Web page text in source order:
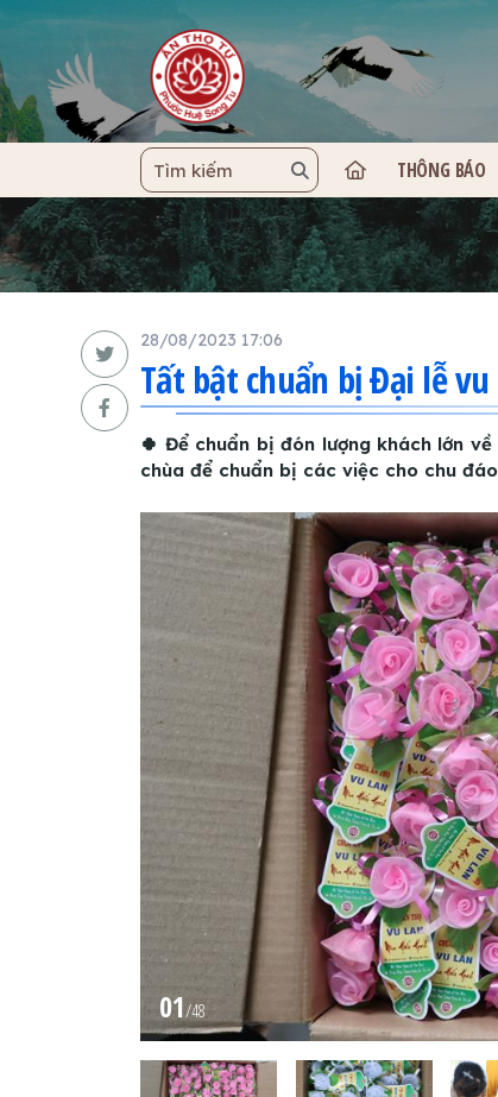
THÔNG BÁO
28/08/2023 17:06
Tất bật chuẩn bị Đại lễ
🍀 Để chuẩn bị đón lượng khách lớn
chùa để chuẩn bị các việc cho chu
01/48